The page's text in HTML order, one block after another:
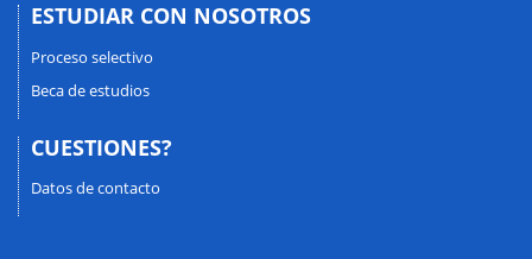
ESTUDIAR CON NOSOTROS
Proceso selectivo
Beca de estudios
CUESTIONES?
Datos de contacto